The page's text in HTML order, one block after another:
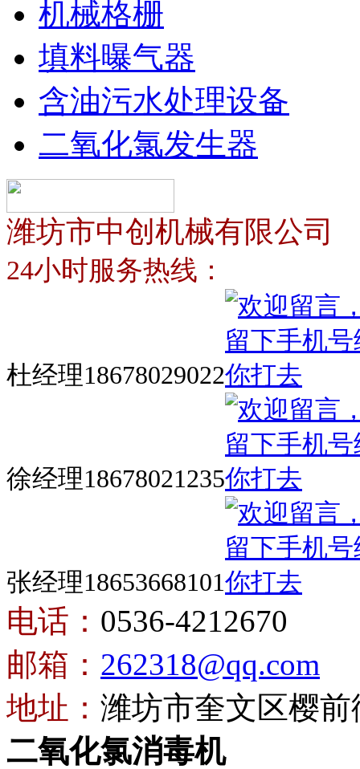
机械格栅
填料曝气器
含油污水处理设备
二氧化氯发生器
潍坊市中创机械有限公司
24小时服务热线：
杜经理18678029022
徐经理18678021235
张经理18653668101
电话： 0536-4212670
邮箱： 262318@qq.com
地址： 潍坊市奎文区樱前
二氧化氯消毒机